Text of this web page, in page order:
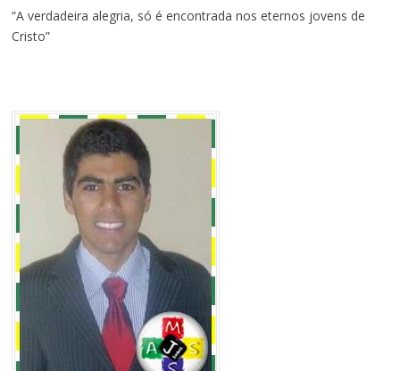
“A verdadeira alegria, só é encontrada nos eternos jovens de
Cristo”